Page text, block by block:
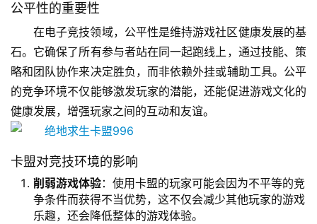
公平性的重要性
在电子竞技领域，公平性是维持游戏社区健康发展的基
石。它确保了所有参与者站在同一起跑线上，通过技能、策
略和团队协作来决定胜负，而非依赖外挂或辅助工具。公平
的竞争环境不仅能够激发玩家的潜能，还能促进游戏文化的
健康发展，增强玩家之间的互动和友谊。
卡盟对竞技环境的影响
削弱游戏体验：使用卡盟的玩家可能会因为不平等的竞
争条件而获得不当优势，这不仅会减少其他玩家的游戏
乐趣，还会降低整体的游戏体验。